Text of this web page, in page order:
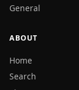
General
ABOUT
Home
Search